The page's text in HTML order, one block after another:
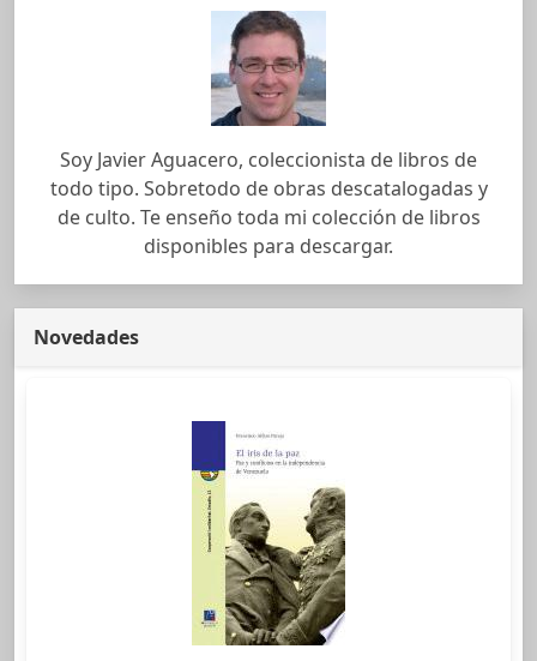
Soy Javier Aguacero, coleccionista de libros de
todo tipo. Sobretodo de obras descatalogadas y
de culto. Te enseño toda mi colección de libros
disponibles para descargar.
Novedades